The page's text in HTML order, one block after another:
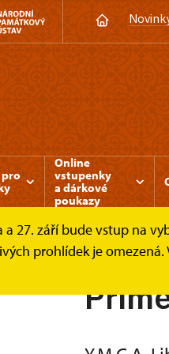
pro
Online
vstupenky
a dárkové
poukazy
a 27. září bude vstup na
prohlídek je
Nabídka pro děti